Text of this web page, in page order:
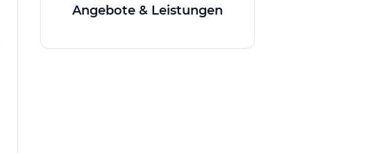
Angebote & Leistungen